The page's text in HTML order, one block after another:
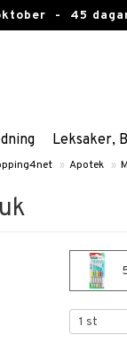
- 45
Leksaker,
» Apotek »